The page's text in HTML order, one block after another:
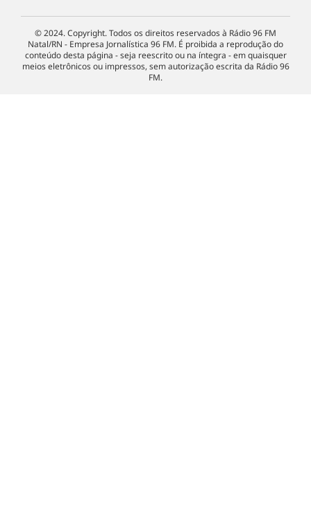
© 2024. Copyright. Todos os direitos reservados à Rádio 96 FM
Natal/RN - Empresa Jornalística 96 FM. É proibida a reprodução do
conteúdo desta página - seja reescrito ou na íntegra - em quaisquer
meios eletrônicos ou impressos, sem autorização escrita da Rádio 96
FM.